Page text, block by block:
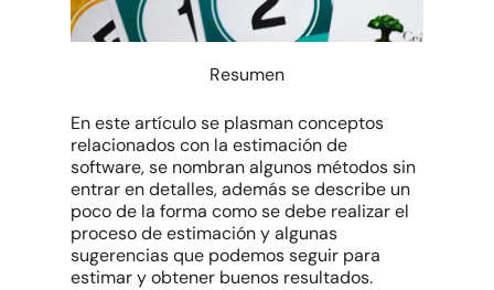
Resumen
En este artículo se plasman conceptos
relacionados con la estimación de
software, se nombran algunos métodos sin
entrar en detalles, además se describe un
poco de la forma como se debe realizar el
proceso de estimación y algunas
sugerencias que podemos seguir para
estimar y obtener buenos resultados.